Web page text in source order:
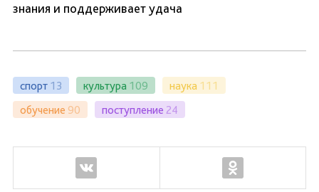
знания и поддерживает удача
спорт 13 культура 109 наука 111
обучение 90 поступление 24